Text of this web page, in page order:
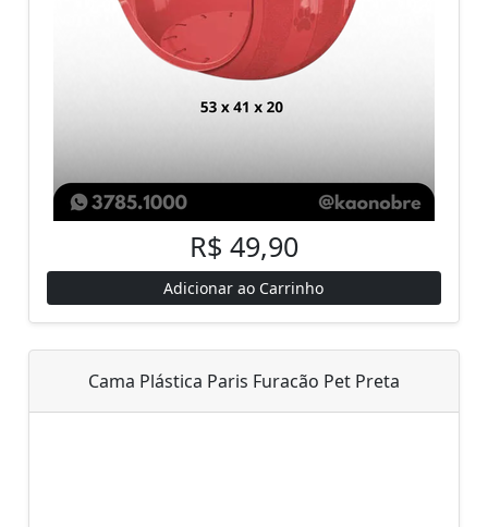
R$ 49,90
Adicionar ao Carrinho
Cama Plástica Paris Furacão Pet Preta